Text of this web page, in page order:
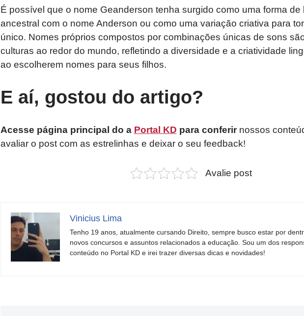
É possível que o nome Geanderson tenha surgido como uma forma de
ancestral com o nome Anderson ou como uma variação criativa para
único. Nomes próprios compostos por combinações únicas de sons
culturas ao redor do mundo, refletindo a diversidade e a criatividade
ao escolherem nomes para seus filhos.
E aí, gostou do artigo?
Acesse página principal do a Portal KD para conferirnossos
avaliar o post com as estrelinhas e deixar o seu feedback!
Avalie post
Vinicius Lima
Tenho 19 anos, atualmente cursando Direito, sempre busco estar por
novos concursos e assuntos relacionados a educação. Sou um dos
conteúdo no Portal KD e irei trazer diversas dicas e novidades!